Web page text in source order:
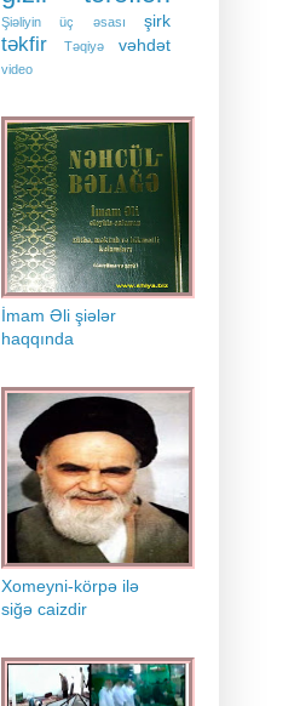
Şiəliyin üç əsası şirk
təkfir Təqiyə vəhdət
video
İmam Əli şiələr
haqqında
Xomeyni-körpə ilə
siğə caizdir